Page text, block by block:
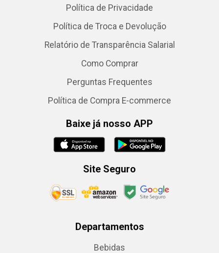
Política de Privacidade
Política de Troca e Devolução
Relatório de Transparência Salarial
Como Comprar
Perguntas Frequentes
Política de Compra E-commerce
Baixe já nosso APP
Site Seguro
Departamentos
Bebidas